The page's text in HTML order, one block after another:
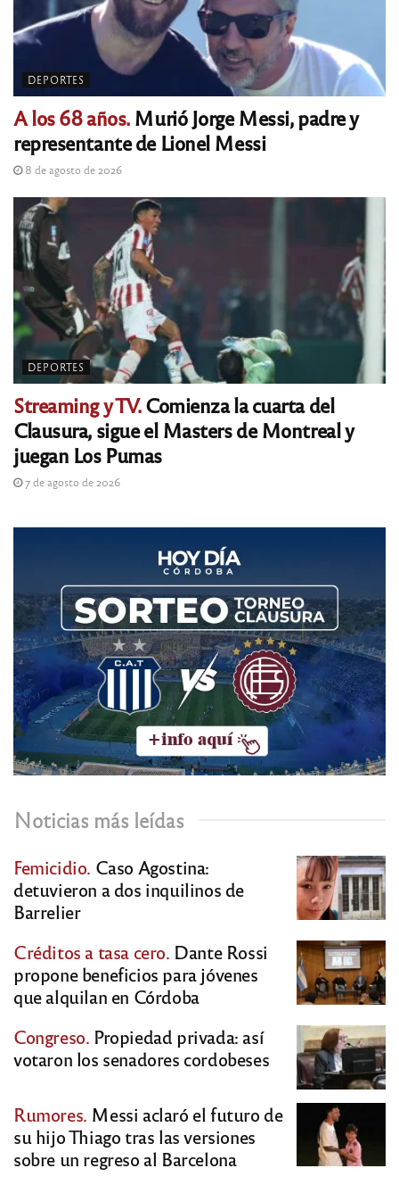
DEPORTES
A los 68 años.Murió Jorge Messi, padre y
representante de Lionel Messi
8 de agosto de 2026
DEPORTES
Streaming y TV.Comienza la cuarta del
Clausura, sigue el Masters de Montreal y
juegan Los Pumas
7 de agosto de 2026
Noticias más leídas
Femicidio. Caso Agostina:
detuvieron a dos inquilinos de
Barrelier
Créditos a tasa cero. Dante Rossi
propone beneficios para jóvenes
que alquilan en Córdoba
Congreso. Propiedad privada: así
votaron los senadores cordobeses
Rumores. Messi aclaró el futuro de
su hijo Thiago tras las versiones
sobre un regreso al Barcelona